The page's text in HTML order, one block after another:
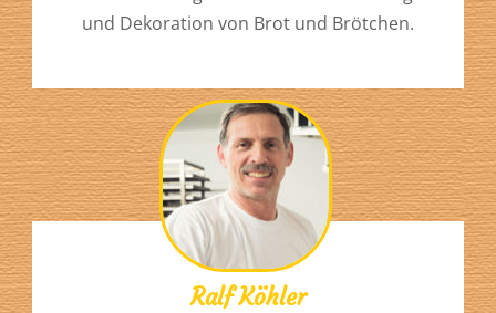
und Dekoration von Brot und Brötchen.
Ralf Köhler